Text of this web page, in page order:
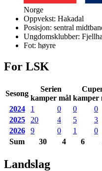
Norge
Oppvekst: Hakadal
Posisjon: sentral
Ungdomsklubber:
Fot: høyre
For LSK
Sesong
Serien
kamper mål kamper
2024
1 0 0 0
2025
20 4 5 3
2026
9 0 1 0
Sum
30 4 6
Landslag